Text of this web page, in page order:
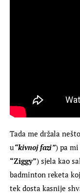
Tada me držala
u“kivnoj fazi”) pa mi
“Ziggy”) sjela kao
badminton reketa
tek dosta kasnije